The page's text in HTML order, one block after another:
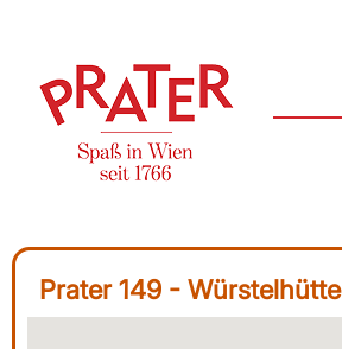
Prater 149 - Würstelhütte